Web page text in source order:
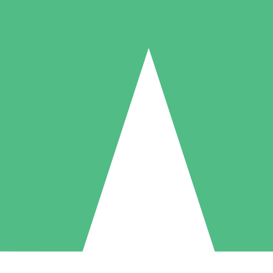
Individuelle Credit-Pakete
nach Bedarf mit Download-Credits. Keine monatliche Verpflichtung